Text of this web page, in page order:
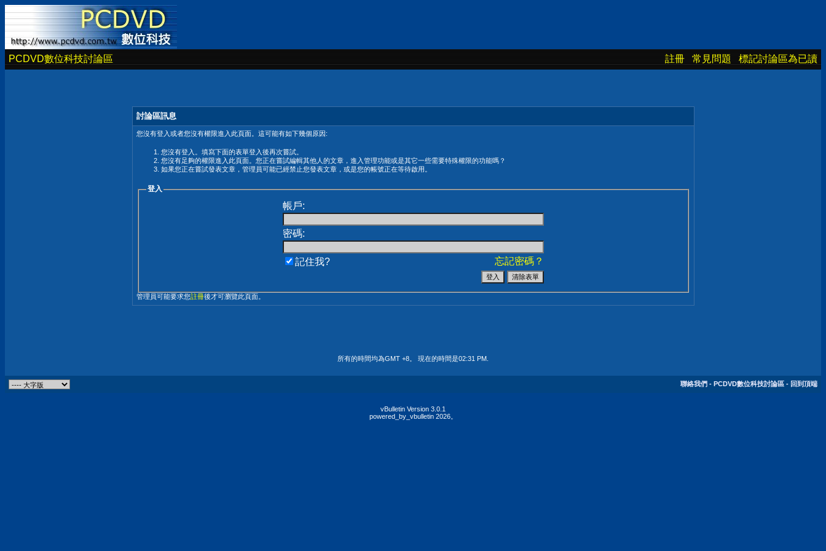
PCDVD數位科技討論區 註冊 常見問題 標記討論區為已讀
討論區訊息
您沒有登入或者您沒有權限進入此頁面。這可能有如下幾個原因:
您沒有登入。填寫下面的表單登入後再次嘗試。
您沒有足夠的權限進入此頁面。您正在嘗試編輯其他人的文章，進入管理功能或是其它一些需要特殊權限的功能嗎？
如果您正在嘗試發表文章，管理員可能已經禁止您發表文章，或是您的帳號正在等待啟用。
登入
帳戶:
密碼:
忘記密碼？
記住我?
管理員可能要求您註冊後才可瀏覽此頁面。
所有的時間均為GMT +8。 現在的時間是02:31 PM
聯絡我們 - PCDVD數位科技討論區 - 回到頂端
vBulletin Version 3.0.1
powered_by_vbulletin 2026。